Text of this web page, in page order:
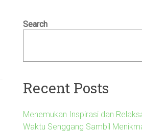
Search
Recent Posts
Menemukan Inspirasi dan
Waktu Senggang Sambil